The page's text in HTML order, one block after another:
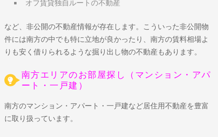
オフ賃貸独自ルートの不動産
など、非公開の不動産情報が存在します。こういった非公開物
件には南方の中でも特に立地が良かったり、南方の賃料相場よ
りも安く借りられるような掘り出し物の不動産もあります。
南方エリアのお部屋探し（マンション・アパ
ート・一戸建）
南方のマンション・アパート・一戸建など居住用不動産を豊富
に取り扱っています。